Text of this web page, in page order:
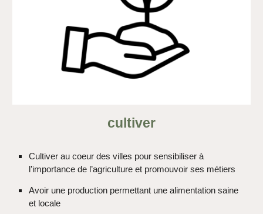
cultiver
Cultiver au coeur des villes pour sensibiliser à
l’importance de l’agriculture et promouvoir ses métiers
Avoir une production permettant une alimentation saine
et locale